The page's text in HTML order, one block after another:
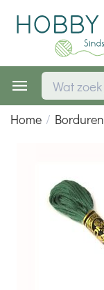
Home / Borduren